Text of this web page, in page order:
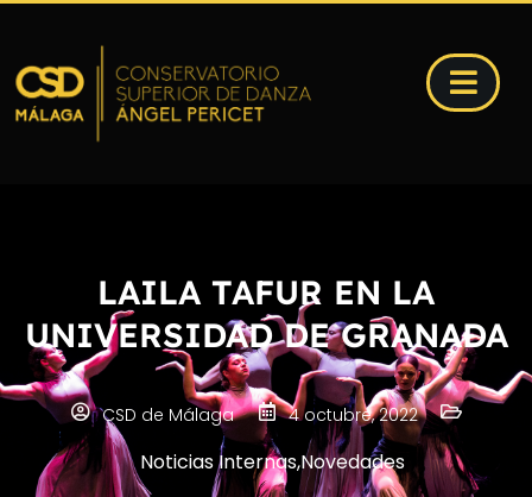
LAILA TAFUR EN LA
UNIVERSIDAD DE GRANADA
CSD de Málaga 4 octubre, 2022
Noticias Internas,Novedades